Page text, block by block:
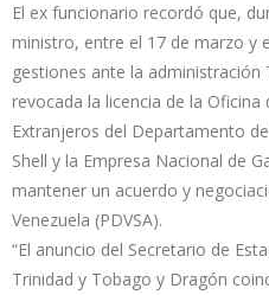
El ex funcionario recordó que,
ministro, entre el 17 de marzo y
gestiones ante la
revocada la licencia de la
Extranjeros del Departamento
Shell y la Empresa Nacional de
mantener un acuerdo y
Venezuela (PDVSA).
“El anuncio del Secretario de
Trinidad y Tobago y Dragón